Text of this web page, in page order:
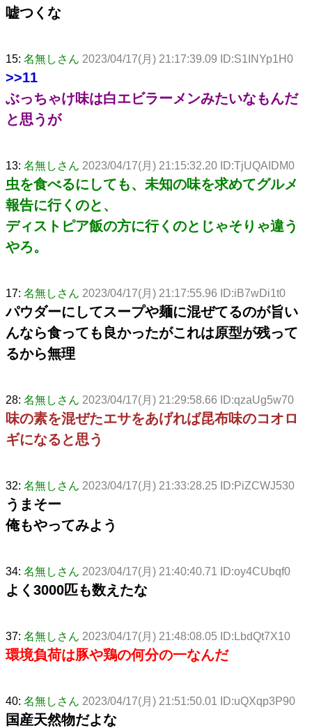
嘘つくな
15: 名無しさん 2023/04/17(月) 21:17:39.09 ID:S1INYp1H0
>>11
ぶっちゃけ味は白エビラーメンみたいなもんだ
と思うが
13: 名無しさん 2023/04/17(月) 21:15:32.20 ID:TjUQAIDM0
虫を食べるにしても、未知の味を求めてグルメ
報告に行くのと、
ディストピア飯の方に行くのとじゃそりゃ違う
やろ。
17: 名無しさん 2023/04/17(月) 21:17:55.96 ID:iB7wDi1t0
パウダーにしてスープや麺に混ぜてるのが旨い
んなら食っても良かったがこれは原型が残って
るから無理
28: 名無しさん 2023/04/17(月) 21:29:58.66 ID:qzaUg5w70
味の素を混ぜたエサをあげれば昆布味のコオロ
ギになると思う
32: 名無しさん 2023/04/17(月) 21:33:28.25 ID:PiZCWJ530
うまそー
俺もやってみよう
34: 名無しさん 2023/04/17(月) 21:40:40.71 ID:oy4CUbqf0
よく3000匹も数えたな
37: 名無しさん 2023/04/17(月) 21:48:08.05 ID:LbdQt7X10
環境負荷は豚や鶏の何分の一なんだ
40: 名無しさん 2023/04/17(月) 21:51:50.01 ID:uQXqp3P90
国産天然物だよな